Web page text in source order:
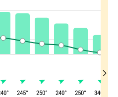
° 245° 250° 240° 250° 340